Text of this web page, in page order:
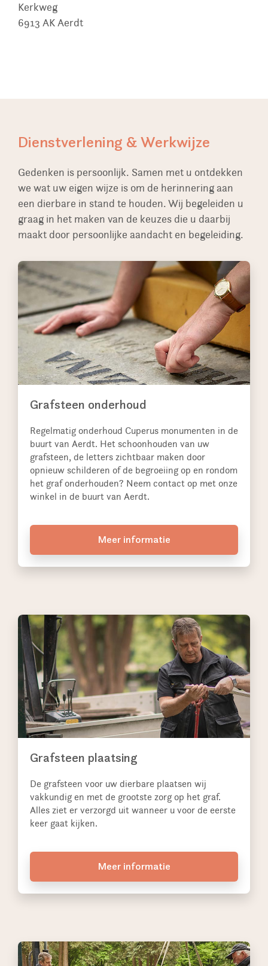
Kerkweg
6913 AKAerdt
Dienstverlening & Werkwijze
Gedenken is persoonlijk. Samen met u ontdekken
we wat uw eigen wijze is om de herinnering aan
een dierbare in stand te houden. Wij begeleiden u
graag in het maken van de keuzes die u daarbij
maakt door persoonlijke aandacht en begeleiding.
Grafsteen onderhoud
Regelmatig onderhoud Cuperus monumenten in de
buurt van Aerdt. Het schoonhouden van uw
grafsteen, de letters zichtbaar maken door
opnieuw schilderen of de begroeiing op en rondom
het graf onderhouden? Neem contact op met onze
winkel in de buurt van Aerdt.
Meer informatie
Grafsteen plaatsing
De grafsteen voor uw dierbare plaatsen wij
vakkundig en met de grootste zorg op het graf.
Alles ziet er verzorgd uit wanneer u voor de eerste
keer gaat kijken.
Meer informatie